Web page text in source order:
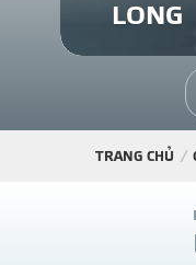
LONG
TRANG CHỦ